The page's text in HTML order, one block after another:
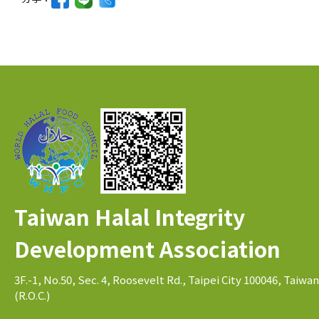
Taiwan Halal Integrity
Development Association
3F.-1, No.50, Sec. 4, Roosevelt Rd., Taipei City 100046, Taiwan
(R.O.C.)